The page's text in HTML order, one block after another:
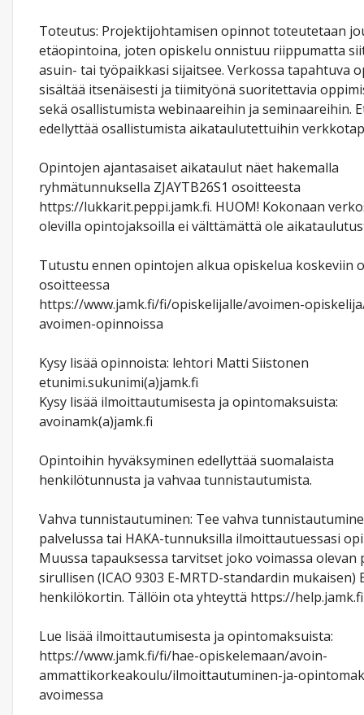
Toteutus: Projektijohtamisen opinnot toteutetaan
etäopintoina, joten opiskelu onnistuu riippumatta
asuin- tai työpaikkasi sijaitsee. Verkossa tapahtuva
sisältää itsenäisesti ja tiimityönä suoritettavia
sekä osallistumista webinaareihin ja seminaareihin.
edellyttää osallistumista aikataulutettuihin
Opintojen ajantasaiset aikataulut näet hakemalla
ryhmätunnuksella ZJAYTB26S1 osoitteesta
https://lukkarit.peppi.jamk.fi. HUOM! Kokonaan
olevilla opintojaksoilla ei välttämättä ole
Tutustu ennen opintojen alkua opiskelua koskeviin
osoitteessa
https://www.jamk.fi/fi/opiskelijalle/avoimen-
avoimen-opinnoissa
Kysy lisää opinnoista: lehtori Matti Siistonen
etunimi.sukunimi(a)jamk.fi
Kysy lisää ilmoittautumisesta ja opintomaksuista:
avoinamk(a)jamk.fi
Opintoihin hyväksyminen edellyttää suomalaista
henkilötunnusta ja vahvaa tunnistautumista.
Vahva tunnistautuminen: Tee vahva
palvelussa tai HAKA-tunnuksilla ilmoittautuessasi
Muussa tapauksessa tarvitset joko voimassa olevan
sirullisen (ICAO 9303 E-MRTD-standardin mukaisen)
henkilökortin. Tällöin ota yhteyttä https://
Lue lisää ilmoittautumisesta ja opintomaksuista:
https://www.jamk.fi/fi/hae-opiskelemaan/avoin-
ammattikorkeakoulu/ilmoittautuminen-ja-
avoimessa